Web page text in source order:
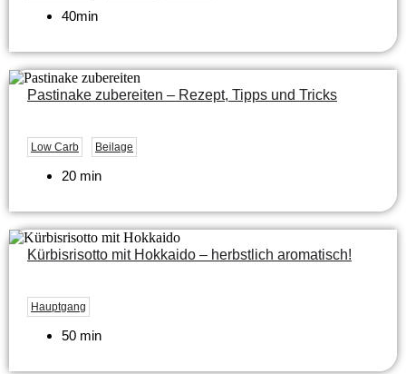
40min
Pastinake zubereiten – Rezept, Tipps und Tricks
Low Carb Beilage
20 min
Kürbisrisotto mit Hokkaido – herbstlich aromatisch!
Hauptgang
50 min